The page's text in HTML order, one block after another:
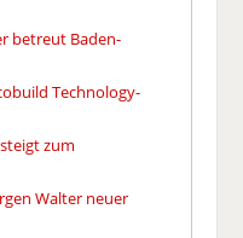
betreut Baden-
Technology-
zum
Walter neuer